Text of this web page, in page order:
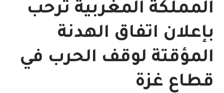
المملكة المغربية ترحب
بإعلان اتفاق الهدنة
المؤقتة لوقف الحرب في
قطاع غزة